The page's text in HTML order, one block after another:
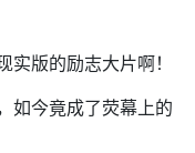
版的励志大片啊！
如今竟成了荧幕上的